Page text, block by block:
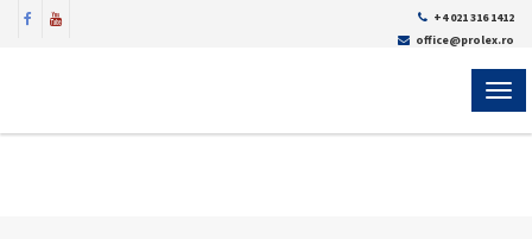
+4 021 316 1412
office@prolex.ro